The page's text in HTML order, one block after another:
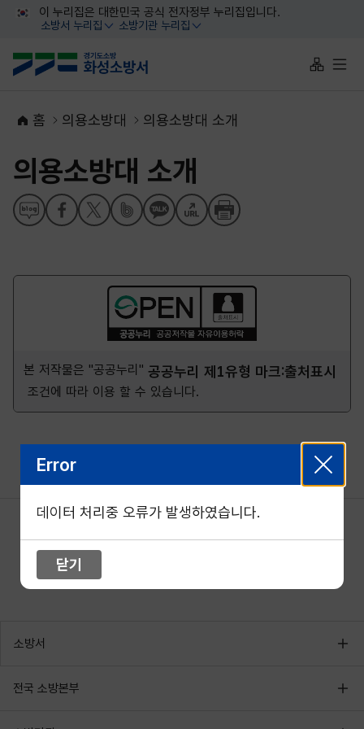
대메뉴 바로가기
본문 바로가기
이 누리집은 대한민국 공식 전자정부 누리집입니다.
소방서 누리집
열기
소방기관 누리집
열기
사이트맵
전체
홈 의용소방대 의용소방대 소개
의용소방대 소개
본 저작물은 "공공누리" 공공누리 제1유형 마크:출처표시
조건에 따라 이용 할 수 있습니다.
소방서
전국 소방본부
Error
데이터 처리중 오류가 발생하였습니다.
닫기